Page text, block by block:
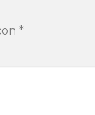
*